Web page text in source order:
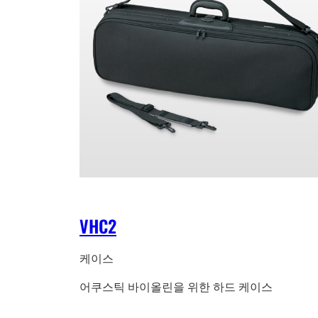
VHC2
케이스
어쿠스틱 바이올린을 위한 하드 케이스